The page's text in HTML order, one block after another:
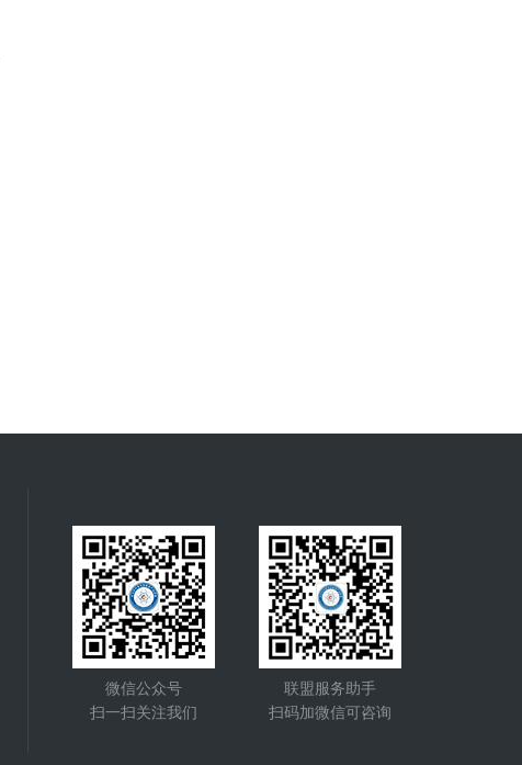
微信公众号
扫一扫关注我们
联盟服务助手
扫码加微信可咨询